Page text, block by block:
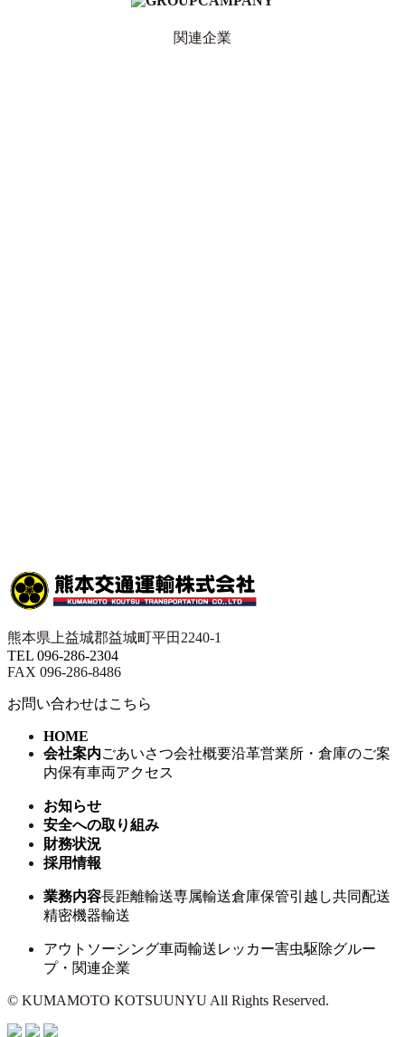
関連企業
熊本県上益城郡益城町平田2240-1
TEL 096-286-2304
FAX 096-286-8486
お問い合わせはこちら
HOME
会社案内ごあいさつ会社概要沿革営業所・倉庫のご案
内保有車両アクセス
お知らせ
安全への取り組み
財務状況
採用情報
業務内容長距離輸送専属輸送倉庫保管引越し共同配送
精密機器輸送
アウトソーシング車両輸送レッカー害虫駆除グルー
プ・関連企業
© KUMAMOTO KOTSUUNYU All Rights Reserved.